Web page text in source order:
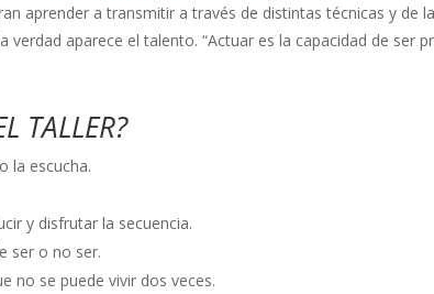
aprender a transmitir a través de distintas técnicas y de
aparece el talento. “Actuar es la capacidad de ser
TALLER?
la escucha.
y disfrutar la secuencia.
ser o no ser.
no se puede vivir dos veces.